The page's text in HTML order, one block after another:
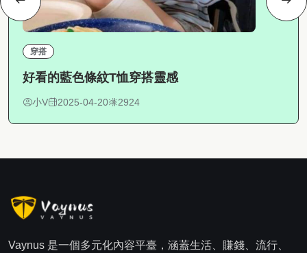
穿搭
好看的藍色條紋T恤穿搭靈感
小V 2025-04-20 2924
Vaynus 是一個多元化內容平臺，涵蓋生活、賺錢、流行、